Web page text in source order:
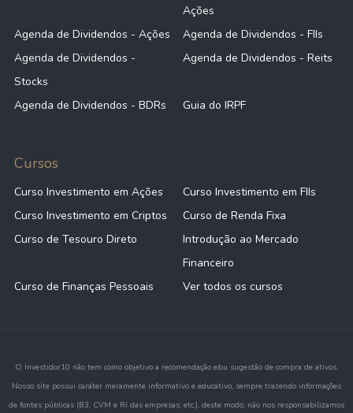
Ações
Agenda de Dividendos - Ações
Agenda de Dividendos - FIIs
Agenda de Dividendos -
Stocks
Agenda de Dividendos - Reits
Agenda de Dividendos - BDRs Guia do IRPF
Cursos
Curso Investimento em Ações
Curso Investimento em FIIs
Curso Investimento em Criptos
Curso de Renda Fixa
Curso de Tesouro Direto
Introdução ao Mercado
Financeiro
Curso de Finanças Pessoais
Ver todos os cursos
O Investidor10 não tem como objetivo a recomendação e/ou sugestão de compra de ativos.
Nosso site possui caráter meramente informativo e educativo, sempre trazendo informações
de fontes públicas (B3, CVM e RI das empresas, etc.), deste modo, não nos responsabilizamos